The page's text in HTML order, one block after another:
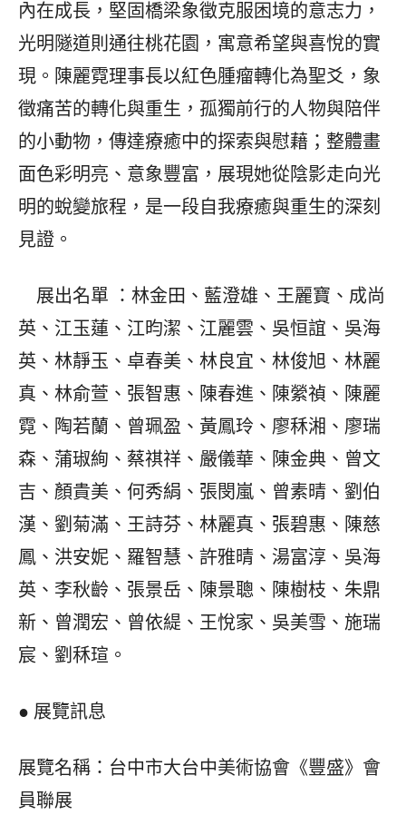
內在成長，堅固橋梁象徵克服困境的意志力，
光明隧道則通往桃花園，寓意希望與喜悅的實
現。陳麗霓理事長以紅色腫瘤轉化為聖爻，象
徵痛苦的轉化與重生，孤獨前行的人物與陪伴
的小動物，傳達療癒中的探索與慰藉；整體畫
面色彩明亮、意象豐富，展現她從陰影走向光
明的蛻變旅程，是一段自我療癒與重生的深刻
見證。
展出名單 ：林金田、藍澄雄、王麗寶、成尚
英、江玉蓮、江昀潔、江麗雲、吳恒誼、吳海
英、林靜玉、卓春美、林良宜、林俊旭、林麗
真、林俞萱、張智惠、陳春進、陳縈禎、陳麗
霓、陶若蘭、曾珮盈、黃鳳玲、廖秝湘、廖瑞
森、蒲琡絢、蔡祺祥、嚴儀華、陳金典、曾文
吉、顏貴美、何秀絹、張閔嵐、曾素晴、劉伯
漢、劉菊滿、王詩芬、林麗真、張碧惠、陳慈
鳳、洪安妮、羅智慧、許雅晴、湯富淳、吳海
英、李秋齡、張景岳、陳景聰、陳樹枝、朱鼎
新、曾潤宏、曾依緹、王悅家、吳美雪、施瑞
宸、劉秝瑄。
● 展覽訊息
展覽名稱：台中市大台中美術協會《豐盛》會
員聯展